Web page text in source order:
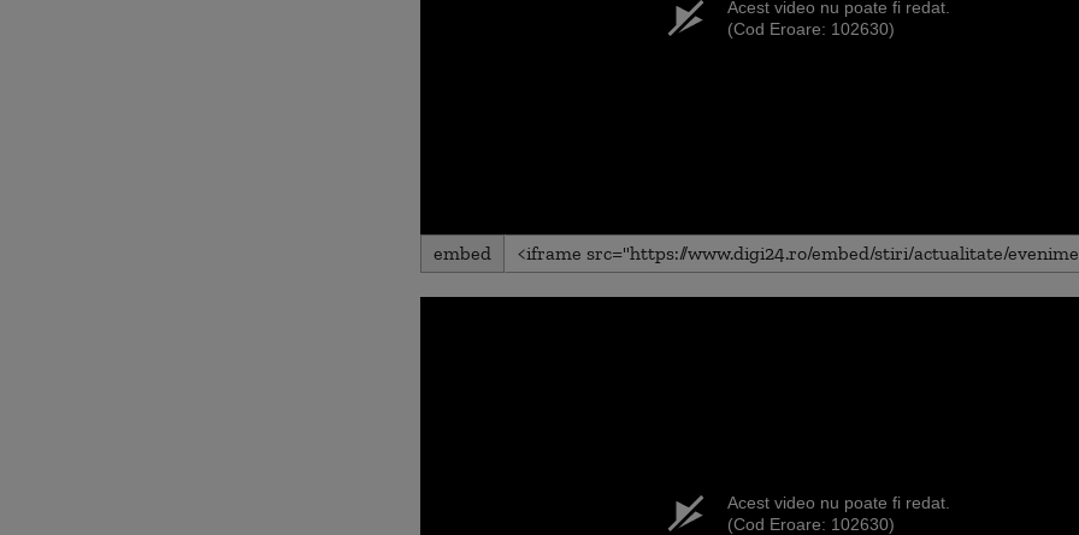
Acest video nu poate fi redat.
(Cod Eroare: 102630)
embed
Acest video nu poate fi redat.
(Cod Eroare: 102630)